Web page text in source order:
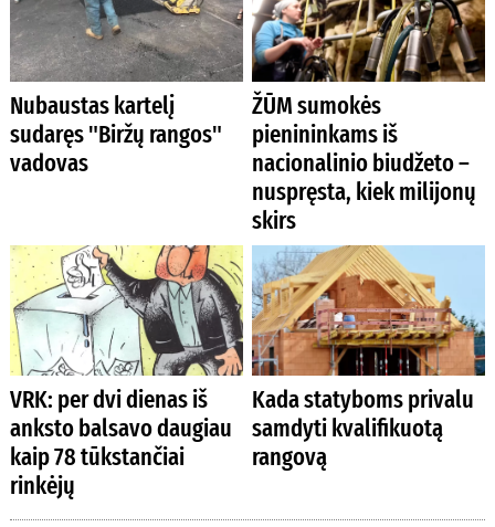
Nubaustas kartelį
sudaręs "Biržų rangos"
vadovas
ŽŪM sumokės
pienininkams iš
nacionalinio biudžeto –
nuspręsta, kiek milijonų
skirs
VRK: per dvi dienas iš
anksto balsavo daugiau
kaip 78 tūkstančiai
rinkėjų
Kada statyboms privalu
samdyti kvalifikuotą
rangovą